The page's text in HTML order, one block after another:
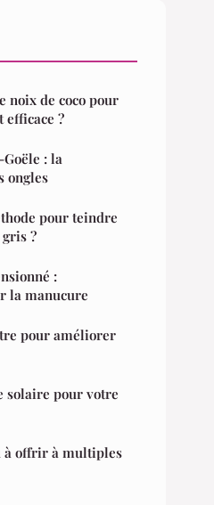
noix de coco pour
?
: la
ongles
pour teindre
?
:
la manucure
pour améliorer
solaire pour votre
à offrir à multiples